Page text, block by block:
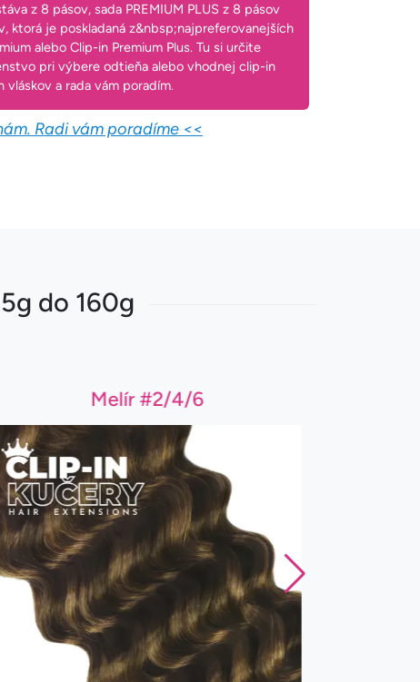
z 8 pásov, sada PREMIUM PLUS z 8 pásov
ktorá je poskladaná z&nbsp;najpreferovanejších
alebo Clip-in Premium Plus. Tu si určite
pri výbere odtieňa alebo vhodnej clip-in
a rada vám poradím.
Radi vám poradíme <<
do 160g
Melír #2/4/6